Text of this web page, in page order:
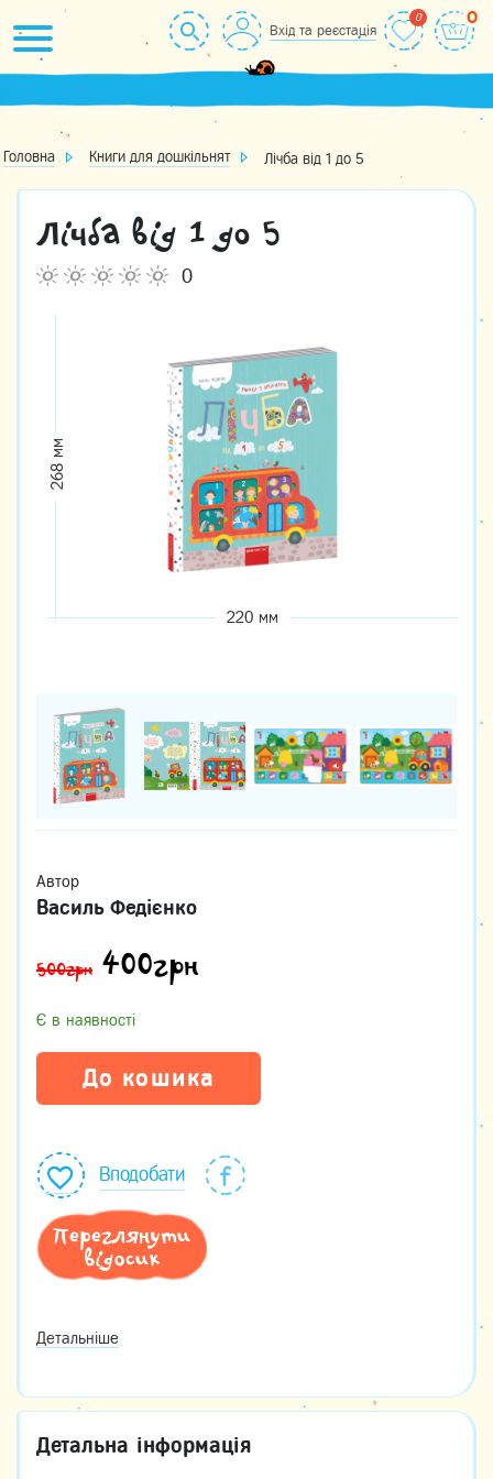
to
content
Вхід та реєстація
0
Головна Книги для дошкільнят Лічба від 1 до 5
Лічба від 1 до 5
0
268 мм
220 мм
Автор
Василь Федієнко
500грн 400грн
Є в наявності
До кошика
Вподобати
Переглянути
відосик
Детальніше
Детальна інформація